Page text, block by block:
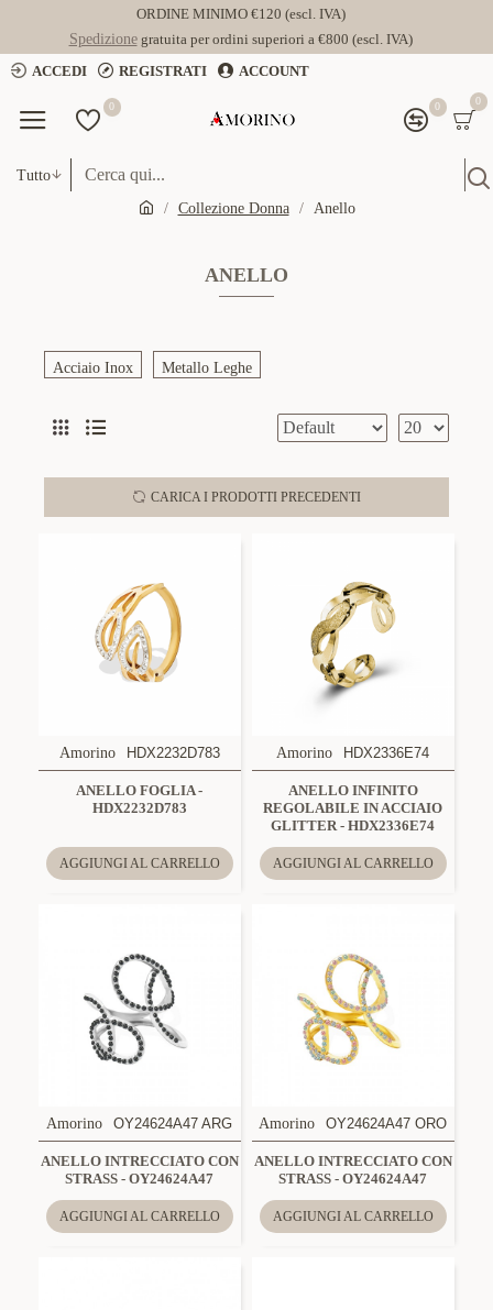
ORDINE MINIMO €120 (escl. IVA)
Spedizionegratuita per ordini superiori a €800 (escl. IVA)
ACCEDI
REGISTRATI ACCOUNT
0 0 0
Tutto
Collezione Donna Anello
ANELLO
Acciaio Inox Metallo Leghe
CARICA I PRODOTTI PRECEDENTI
Amorino HDX2232D783
ANELLO FOGLIA -
HDX2232D783
AGGIUNGI AL CARRELLO
Amorino HDX2336E74
ANELLO INFINITO
REGOLABILE IN ACCIAIO
GLITTER - HDX2336E74
AGGIUNGI AL CARRELLO
Amorino OY24624A47 ARG
ANELLO INTRECCIATO CON
STRASS - OY24624A47
AGGIUNGI AL CARRELLO
Amorino OY24624A47 ORO
ANELLO INTRECCIATO CON
STRASS - OY24624A47
AGGIUNGI AL CARRELLO